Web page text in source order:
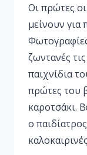
Οι πρώτες
μείνουν για
ζωντανές
παιχνίδια
πρώτες του
καροτσάκι.
ο